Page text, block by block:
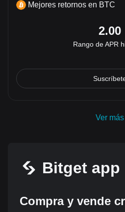
Mejores retornos en BTC
2.00
Rango de APR
Ver más
Bitget app
Compra y vende